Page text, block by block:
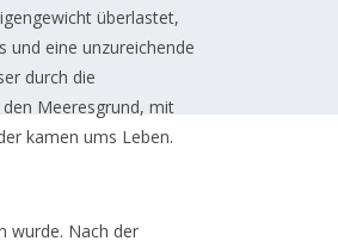
überlastet,
und eine unzureichende
durch die
Meeresgrund, mit
kamen ums Leben.
wurde. Nach der